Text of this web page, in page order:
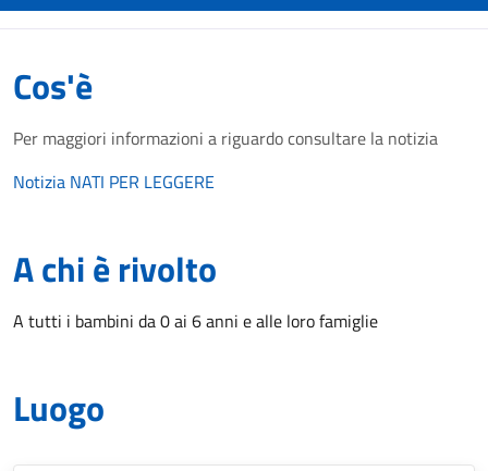
Cos'è
Per maggiori informazioni a riguardo consultare la notizia
Notizia NATI PER LEGGERE
A chi è rivolto
A tutti i bambini da 0 ai 6 anni e alle loro famiglie
Luogo